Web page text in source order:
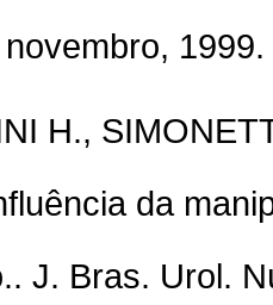
1999.
H.,
da
J. Bras. Urol.